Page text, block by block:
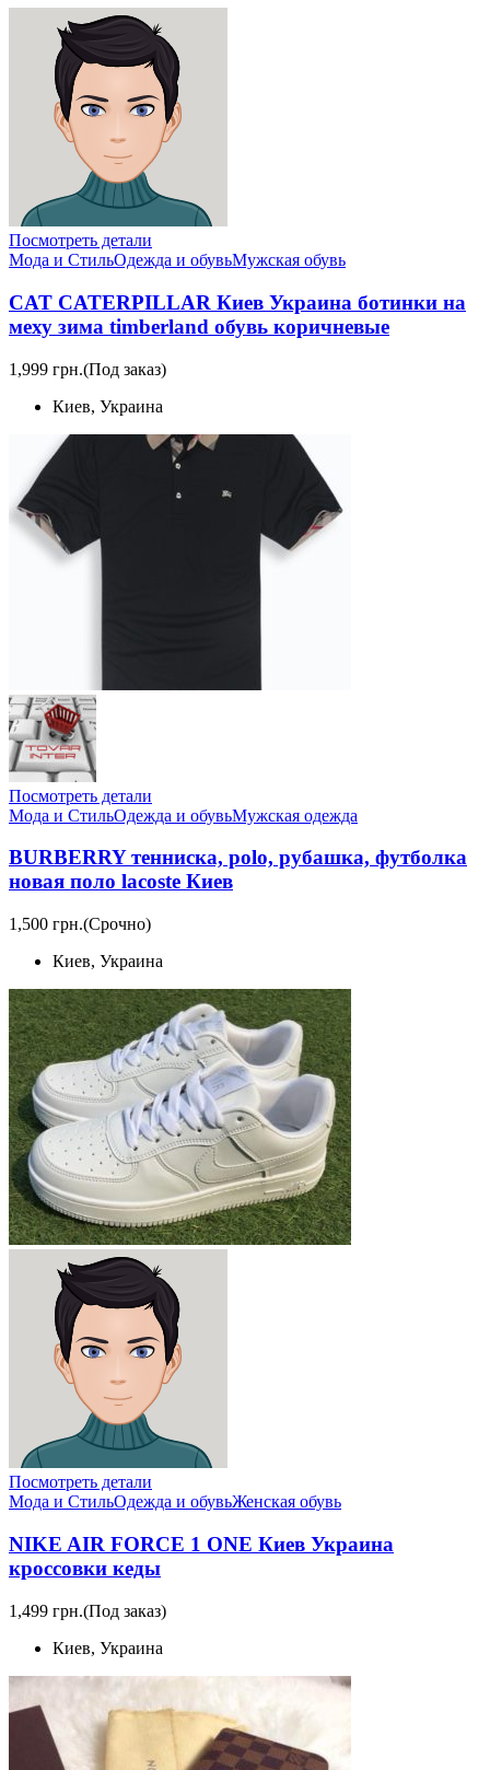
Посмотреть детали
Мода и СтильОдежда и обувьМужская обувь
CAT CATERPILLAR Киев Украина ботинки на
меху зима timberland обувь коричневые
1,999 грн.(Под заказ)
Киев, Украина
Посмотреть детали
Мода и СтильОдежда и обувьМужская одежда
BURBERRY тенниска, polo, рубашка, футболка
новая поло lacoste Киев
1,500 грн.(Срочно)
Киев, Украина
Посмотреть детали
Мода и СтильОдежда и обувьЖенская обувь
NIKE AIR FORCE 1 ONE Киев Украина
кроссовки кеды
1,499 грн.(Под заказ)
Киев, Украина